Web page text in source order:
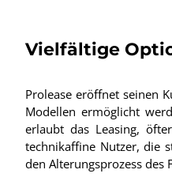
Vielfältige
Prolease eröffnet seinen
Modellen ermöglicht
erlaubt das Leasing,
technikaffine Nutzer, die
den Alterungsprozess des